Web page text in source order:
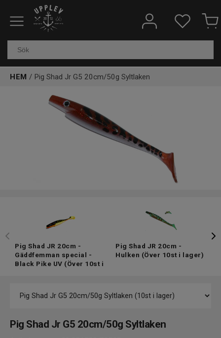
Fiskeredskap
HEM / Pig Shad Jr G5 20cm/50g Syltlaken
Pig Shad JR 20cm -
Gäddfemman special -
Black Pike UV (Över 10st i
Pig Shad JR 20cm -
Hulken (Över 10st i lager)
Pig Shad Jr G5 20cm/50g Syltlaken